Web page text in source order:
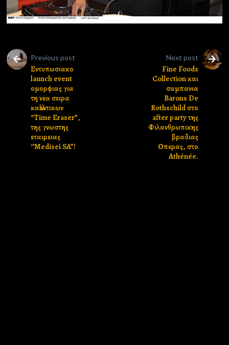
Previous post
Εντυπωσιακο
launch event
ομορφιας για
τη νεα σειρα
καλλυντικων
“Time Eraser”,
της γνωστης
εταιρειας
‘’Medisei SA”!
Next post
Fine Foods
Collection και
σαμπανια
Barons De
Rothschild στο
after party της
Φιλανθρωπικης
βραδιας
Οπερας, στο
Athénée.